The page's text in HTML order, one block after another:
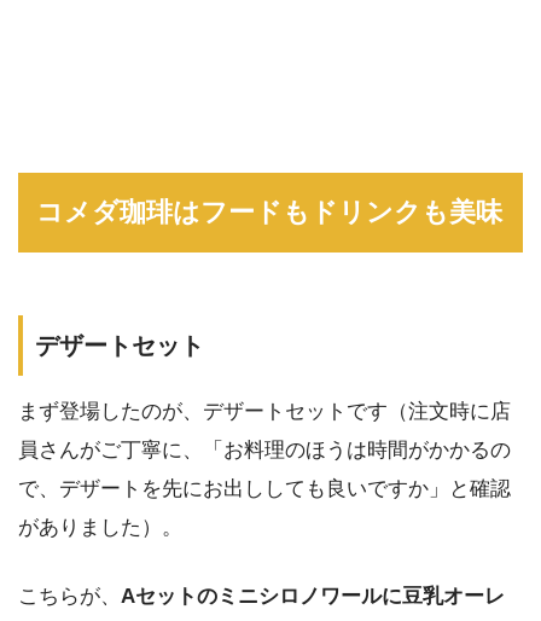
コメダ珈琲はフードもドリンクも美味
デザートセット
まず登場したのが、デザートセットです（注文時に店
員さんがご丁寧に、「お料理のほうは時間がかかるの
で、デザートを先にお出ししても良いですか」と確認
がありました）。
こちらが、 Aセットのミニシロノワールに豆乳オーレ